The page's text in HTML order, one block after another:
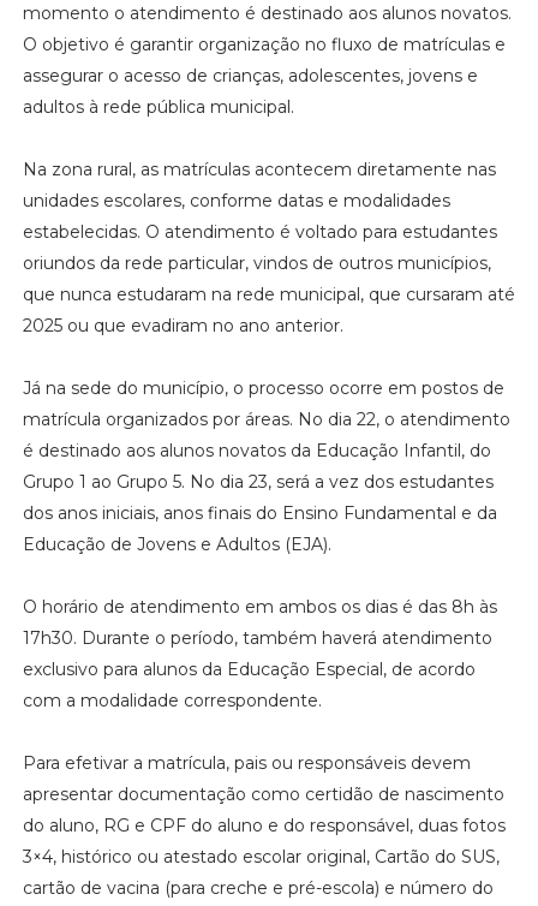
momento o atendimento é destinado aos alunos novatos.
O objetivo é garantir organização no fluxo de matrículas e
assegurar o acesso de crianças, adolescentes, jovens e
adultos à rede pública municipal.
Na zona rural, as matrículas acontecem diretamente nas
unidades escolares, conforme datas e modalidades
estabelecidas. O atendimento é voltado para estudantes
oriundos da rede particular, vindos de outros municípios,
que nunca estudaram na rede municipal, que cursaram até
2025 ou que evadiram no ano anterior.
Já na sede do município, o processo ocorre em postos de
matrícula organizados por áreas. No dia 22, o atendimento
é destinado aos alunos novatos da Educação Infantil, do
Grupo 1 ao Grupo 5. No dia 23, será a vez dos estudantes
dos anos iniciais, anos finais do Ensino Fundamental e da
Educação de Jovens e Adultos (EJA).
O horário de atendimento em ambos os dias é das 8h às
17h30. Durante o período, também haverá atendimento
exclusivo para alunos da Educação Especial, de acordo
com a modalidade correspondente.
Para efetivar a matrícula, pais ou responsáveis devem
apresentar documentação como certidão de nascimento
do aluno, RG e CPF do aluno e do responsável, duas fotos
3×4, histórico ou atestado escolar original, Cartão do SUS,
cartão de vacina (para creche e pré-escola) e número do